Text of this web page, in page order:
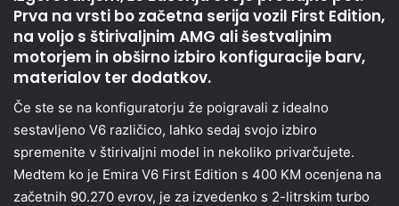
Prva na vrsti bo začetna serija vozil First Edition,
na voljo s štirivaljnim AMG ali šestvaljnim
motorjem in obširno izbiro konfiguracije barv,
materialov ter dodatkov.
Če ste se na konfiguratorju že poigravali z idealno
sestavljeno V6 različico, lahko sedaj svojo izbiro
spremenite v štirivaljni model in nekoliko privarčujete.
Medtem ko je Emira V6 First Edition s 400 KM ocenjena na
začetnih 90.270 evrov, je za izvedenko s 2-litrskim turbo